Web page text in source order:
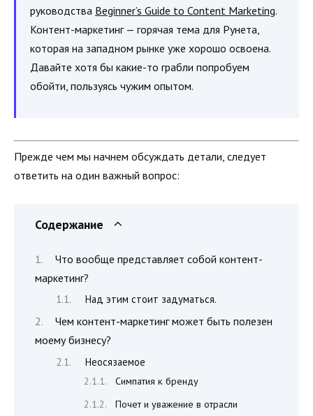
руководства Beginner’s Guide to Content Marketing.
Контент-маркетинг — горячая тема для Рунета,
которая на западном рынке уже хорошо освоена.
Давайте хотя бы какие-то грабли попробуем
обойти, пользуясь чужим опытом.
Прежде чем мы начнем обсуждать детали, следует
ответить на один важный вопрос:
Содержание
Что вообще представляет собой контент-
маркетинг?
Над этим стоит задуматься.
Чем контент-маркетинг может быть полезен
моему бизнесу?
Неосязаемое
Симпатия к бренду
Почет и уважение в отрасли